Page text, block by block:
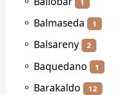
⚬ Balmaseda 1
⚬ Balsareny 2
⚬ Baquedano 1
⚬ Barakaldo 12